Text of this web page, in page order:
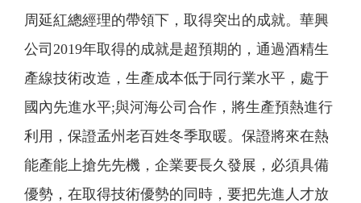
周延紅總經理的帶領下，取得突出的成就。華興
公司2019年取得的成就是超預期的，通過酒精生
產線技術改造，生產成本低于同行業水平，處于
國內先進水平;與河海公司合作，將生產預熱進行
利用，保證孟州老百姓冬季取暖。保證將來在熱
能產能上搶先先機，企業要長久發展，必須具備
優勢，在取得技術優勢的同時，要把先進人才放